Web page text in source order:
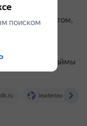
заключается в том,
банков, займы
leaderteam.ru
поиском